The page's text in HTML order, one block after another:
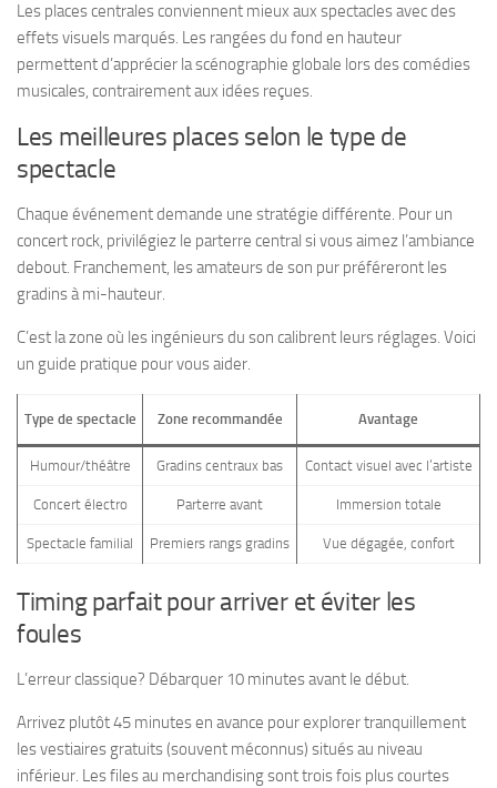
Les places centrales conviennent mieux aux spectacles avec des
effets visuels marqués. Les rangées du fond en hauteur
permettent d’apprécier la scénographie globale lors des comédies
musicales, contrairement aux idées reçues.
Les meilleures places selon le type de
spectacle
Chaque événement demande une stratégie différente. Pour un
concert rock, privilégiez le parterre central si vous aimez l’ambiance
debout. Franchement, les amateurs de son pur préféreront les
gradins à mi-hauteur.
C’est la zone où les ingénieurs du son calibrent leurs réglages. Voici
un guide pratique pour vous aider.
Type de spectacle Zone recommandée Avantage
Humour/théâtre Gradins centraux bas Contact visuel avec l’artiste
Concert électro Parterre avant Immersion totale
Spectacle familial Premiers rangs gradins Vue dégagée, confort
Timing parfait pour arriver et éviter les
foules
L’erreur classique? Débarquer 10 minutes avant le début.
Arrivez plutôt 45 minutes en avance pour explorer tranquillement
les vestiaires gratuits (souvent méconnus) situés au niveau
inférieur. Les files au merchandising sont trois fois plus courtes